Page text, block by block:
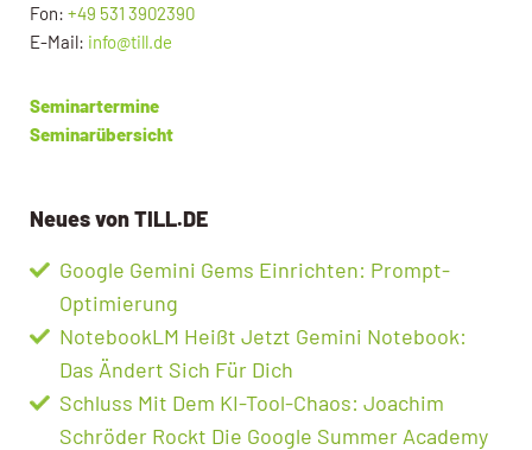
Fon: +49 531 3902390
E-Mail: info@till.de
Seminartermine
Seminarübersicht
Neues von TILL.DE
Google Gemini Gems Einrichten: Prompt-
Optimierung
NotebookLM Heißt Jetzt Gemini Notebook:
Das Ändert Sich Für Dich
Schluss Mit Dem KI-Tool-Chaos: Joachim
Schröder Rockt Die Google Summer Academy